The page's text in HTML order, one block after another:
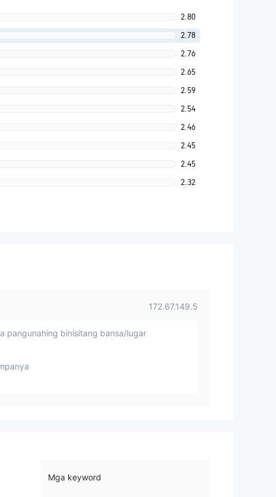
2.80
2.78
2.76
2.65
2.59
2.54
2.46
2.45
2.45
2.32
172.67.149.5
pangunahing binisitang bansa/lugar
Mga keyword